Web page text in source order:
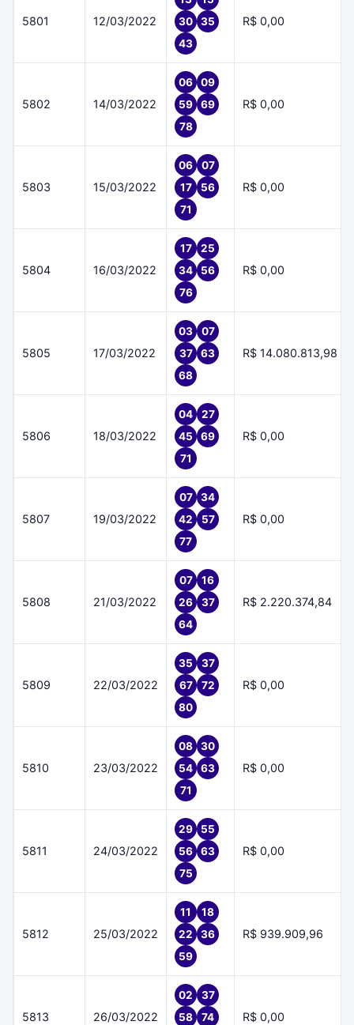
5801 12/03/2022
30
35
43
R$ 0,00
5802 14/03/2022
06
09
59
69
78
R$ 0,00
5803 15/03/2022
06
07
17
56
71
R$ 0,00
5804 16/03/2022
17
25
34
56
76
R$ 0,00
5805 17/03/2022
03
07
37
63
68
R$ 14.080.813,98
5806 18/03/2022
04
27
45
69
71
R$ 0,00
5807 19/03/2022
07
34
42
57
77
R$ 0,00
5808 21/03/2022
07
16
26
37
64
R$ 2.220.374,84
5809 22/03/2022
35
37
67
72
80
R$ 0,00
5810 23/03/2022
08
30
54
63
71
R$ 0,00
5811 24/03/2022
29
55
56
63
75
R$ 0,00
5812 25/03/2022
11
18
22
36
59
R$ 939.909,96
5813 26/03/2022
02
37
58
74
R$ 0,00